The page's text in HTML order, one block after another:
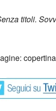
titoli.